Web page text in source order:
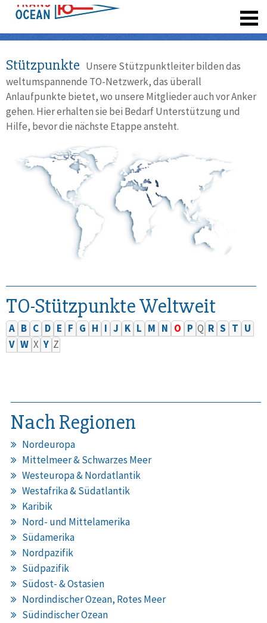
Stützpunkte Unsere Stützpunktleiter bilden das
weltumspannende TO-Netzwerk, das überall
Anlaufpunkte bietet, wo unsere Mitglieder auch vor Anker
gehen. Hier erhalten sie bei Bedarf Unterstützung und
Hilfe, bevor die nächste Etappe ansteht.
TO-Stützpunkte Weltweit
A B C D E F G H I J K L M N O P Q R S T U
V W X Y Z
Nach Regionen
Nordeuropa
Mittelmeer & Schwarzes Meer
Westeuropa & Nordatlantik
Westafrika & Südatlantik
Karibik
Nord- und Mittelamerika
Südamerika
Nordpazifik
Südpazifik
Südost- & Ostasien
Nordindischer Ozean, Rotes Meer
Südindischer Ozean